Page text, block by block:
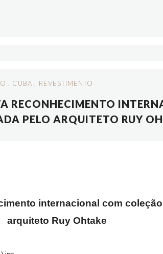
CUBA REVESTIMENTO
RECONHECIMENTO
PELO ARQUITETO RUY
internacional com
arquiteto Ruy Ohtake